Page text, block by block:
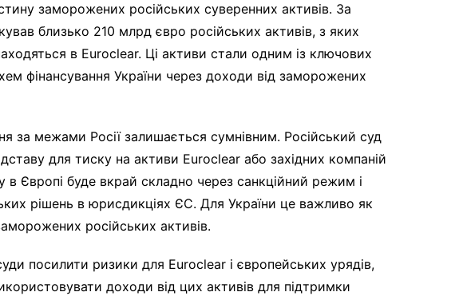
заморожених російських суверенних активів. За
близько 210 млрд євро російських активів, з яких
в Euroclear. Ці активи стали одним із ключових
фінансування України через доходи від заморожених
за межами Росії залишається сумнівним. Російський суд
для тиску на активи Euroclear або західних компаній
в Європі буде вкрай складно через санкційний режим і
рішень в юрисдикціях ЄС. Для України це важливо як
російських активів.
посилити ризики для Euroclear і європейських урядів,
доходи від цих активів для підтримки